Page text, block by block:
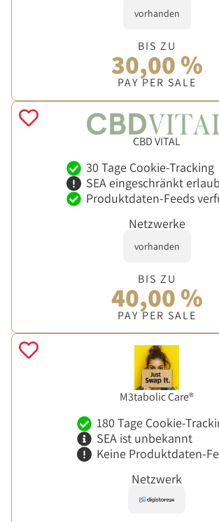
vorhanden
BIS ZU
30,00 %
PAY PER SALE
CBD VITAL
30 Tage Cookie-Tracking
SEA eingeschränkt
Produktdaten-Feeds
Netzwerke
vorhanden
BIS ZU
40,00 %
PAY PER SALE
M3tabolic Care®
180 Tage Cookie-
SEA ist unbekannt
Keine Produktdaten-
Netzwerk